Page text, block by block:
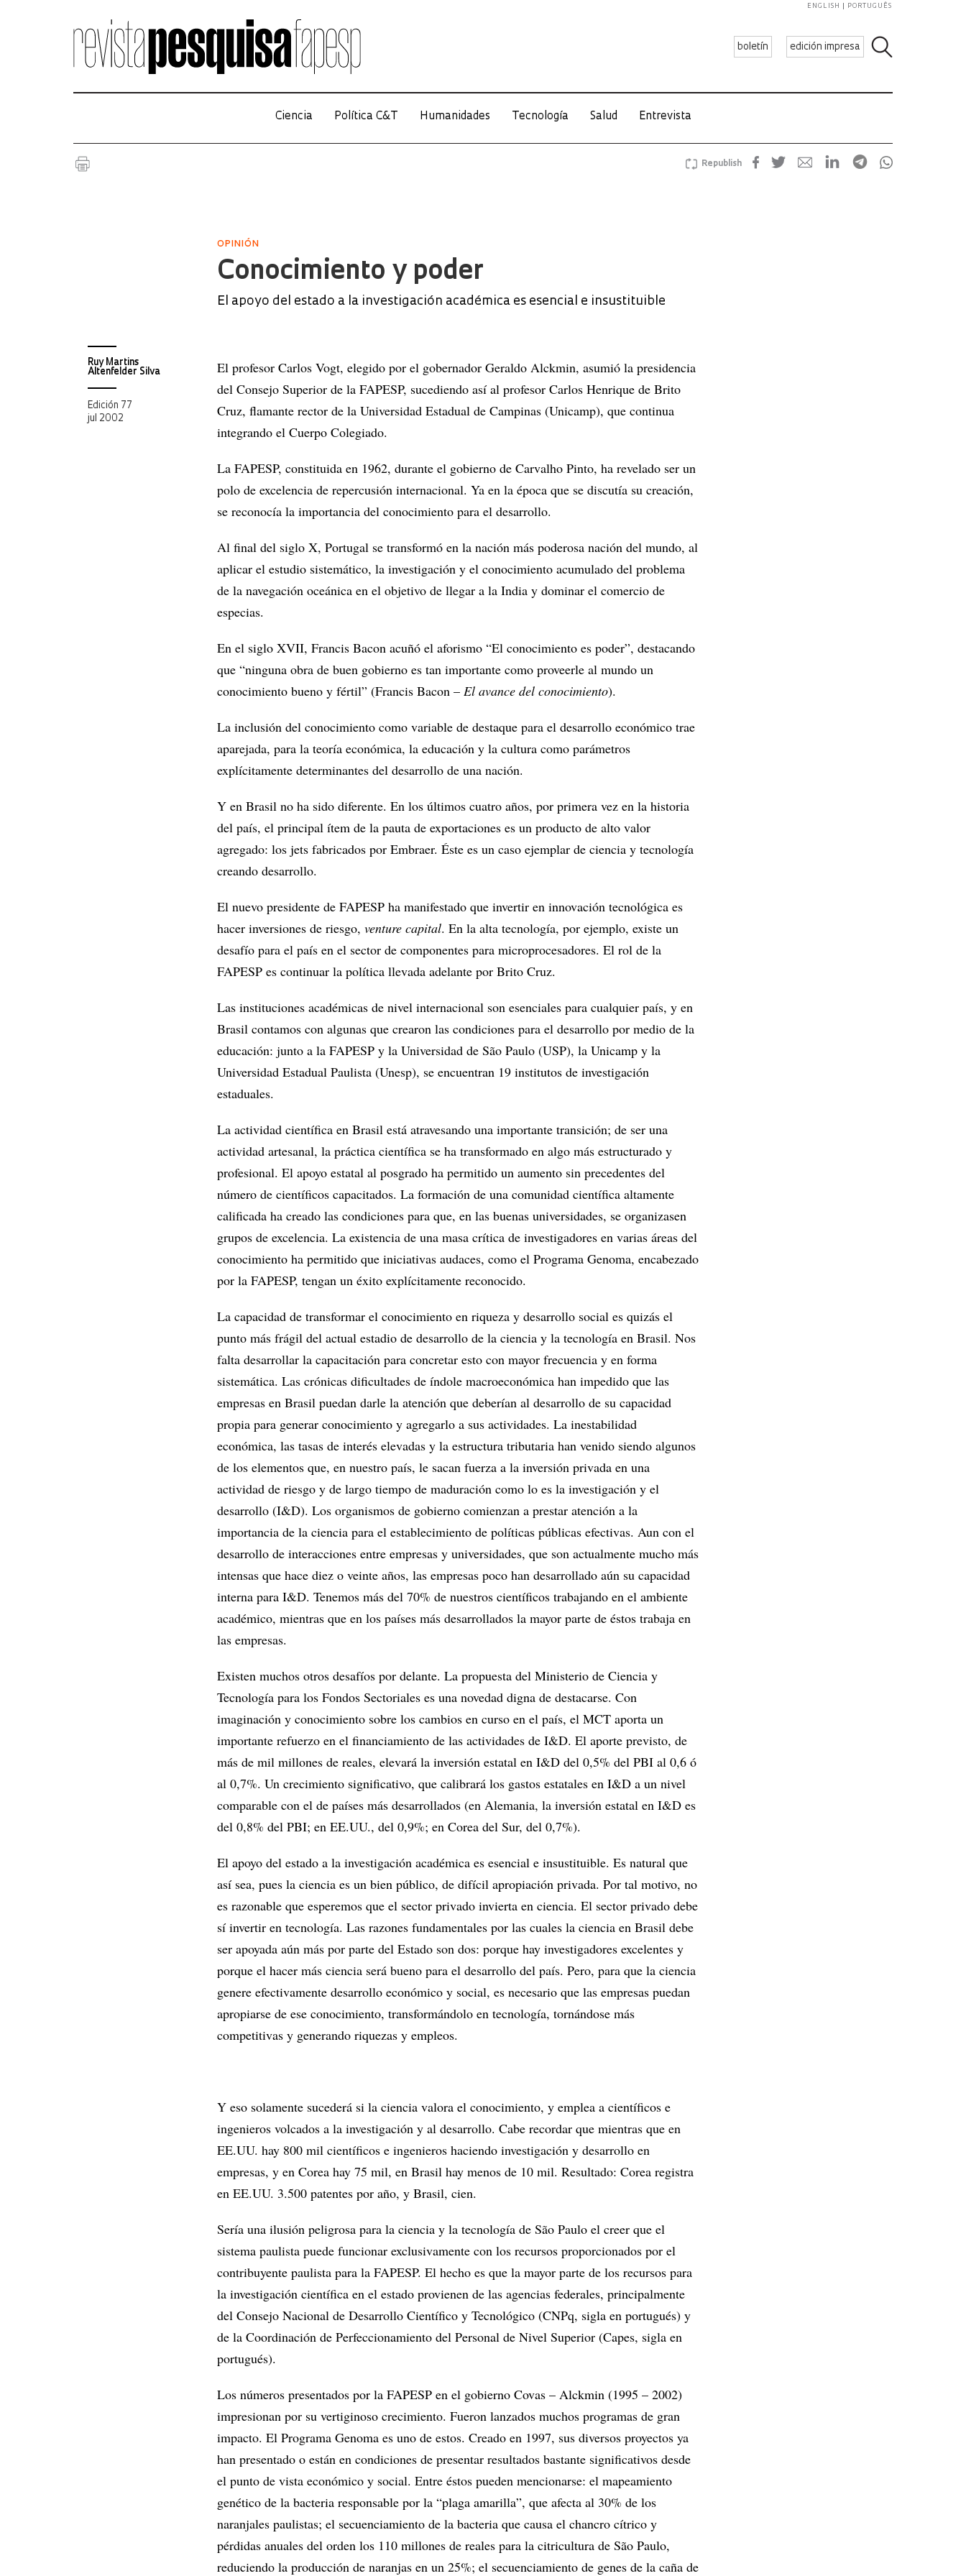
boletín edición impresa
ENGLISH PORTUGUÊS
Ciencia Política C&T Humanidades Tecnología Salud Entrevista
Republish
OPINIÓN
Conocimiento y poder
El apoyo del estado a la investigación académica es esencial e insustituible
Ruy Martins
Altenfelder Silva
Edición 77
jul 2002
El profesor Carlos Vogt, elegido por el gobernador Geraldo Alckmin, asumió la presidencia
del Consejo Superior de la FAPESP, sucediendo así al profesor Carlos Henrique de Brito
Cruz, flamante rector de la Universidad Estadual de Campinas (Unicamp), que continua
integrando el Cuerpo Colegiado.
La FAPESP, constituida en 1962, durante el gobierno de Carvalho Pinto, ha revelado ser un
polo de excelencia de repercusión internacional. Ya en la época que se discutía su creación,
se reconocía la importancia del conocimiento para el desarrollo.
Al final del siglo X, Portugal se transformó en la nación más poderosa nación del mundo, al
aplicar el estudio sistemático, la investigación y el conocimiento acumulado del problema
de la navegación oceánica en el objetivo de llegar a la India y dominar el comercio de
especias.
En el siglo XVII, Francis Bacon acuñó el aforismo “El conocimiento es poder”, destacando
que “ninguna obra de buen gobierno es tan importante como proveerle al mundo un
conocimiento bueno y fértil” (Francis Bacon – El avance del conocimiento).
La inclusión del conocimiento como variable de destaque para el desarrollo económico trae
aparejada, para la teoría económica, la educación y la cultura como parámetros
explícitamente determinantes del desarrollo de una nación.
Y en Brasil no ha sido diferente. En los últimos cuatro años, por primera vez en la historia
del país, el principal ítem de la pauta de exportaciones es un producto de alto valor
agregado: los jets fabricados por Embraer. Éste es un caso ejemplar de ciencia y tecnología
creando desarrollo.
El nuevo presidente de FAPESP ha manifestado que invertir en innovación tecnológica es
hacer inversiones de riesgo, venture capital. En la alta tecnología, por ejemplo, existe un
desafío para el país en el sector de componentes para microprocesadores. El rol de la
FAPESP es continuar la política llevada adelante por Brito Cruz.
Las instituciones académicas de nivel internacional son esenciales para cualquier país, y en
Brasil contamos con algunas que crearon las condiciones para el desarrollo por medio de la
educación: junto a la FAPESP y la Universidad de São Paulo (USP), la Unicamp y la
Universidad Estadual Paulista (Unesp), se encuentran 19 institutos de investigación
estaduales.
La actividad científica en Brasil está atravesando una importante transición; de ser una
actividad artesanal, la práctica científica se ha transformado en algo más estructurado y
profesional. El apoyo estatal al posgrado ha permitido un aumento sin precedentes del
número de científicos capacitados. La formación de una comunidad científica altamente
calificada ha creado las condiciones para que, en las buenas universidades, se organizasen
grupos de excelencia. La existencia de una masa crítica de investigadores en varias áreas del
conocimiento ha permitido que iniciativas audaces, como el Programa Genoma, encabezado
por la FAPESP, tengan un éxito explícitamente reconocido.
La capacidad de transformar el conocimiento en riqueza y desarrollo social es quizás el
punto más frágil del actual estadio de desarrollo de la ciencia y la tecnología en Brasil. Nos
falta desarrollar la capacitación para concretar esto con mayor frecuencia y en forma
sistemática. Las crónicas dificultades de índole macroeconómica han impedido que las
empresas en Brasil puedan darle la atención que deberían al desarrollo de su capacidad
propia para generar conocimiento y agregarlo a sus actividades. La inestabilidad
económica, las tasas de interés elevadas y la estructura tributaria han venido siendo algunos
de los elementos que, en nuestro país, le sacan fuerza a la inversión privada en una
actividad de riesgo y de largo tiempo de maduración como lo es la investigación y el
desarrollo (I&D). Los organismos de gobierno comienzan a prestar atención a la
importancia de la ciencia para el establecimiento de políticas públicas efectivas. Aun con el
desarrollo de interacciones entre empresas y universidades, que son actualmente mucho más
intensas que hace diez o veinte años, las empresas poco han desarrollado aún su capacidad
interna para I&D. Tenemos más del 70% de nuestros científicos trabajando en el ambiente
académico, mientras que en los países más desarrollados la mayor parte de éstos trabaja en
las empresas.
Existen muchos otros desafíos por delante. La propuesta del Ministerio de Ciencia y
Tecnología para los Fondos Sectoriales es una novedad digna de destacarse. Con
imaginación y conocimiento sobre los cambios en curso en el país, el MCT aporta un
importante refuerzo en el financiamiento de las actividades de I&D. El aporte previsto, de
más de mil millones de reales, elevará la inversión estatal en I&D del 0,5% del PBI al 0,6 ó
al 0,7%. Un crecimiento significativo, que calibrará los gastos estatales en I&D a un nivel
comparable con el de países más desarrollados (en Alemania, la inversión estatal en I&D es
del 0,8% del PBI; en EE.UU., del 0,9%; en Corea del Sur, del 0,7%).
El apoyo del estado a la investigación académica es esencial e insustituible. Es natural que
así sea, pues la ciencia es un bien público, de difícil apropiación privada. Por tal motivo, no
es razonable que esperemos que el sector privado invierta en ciencia. El sector privado debe
sí invertir en tecnología. Las razones fundamentales por las cuales la ciencia en Brasil debe
ser apoyada aún más por parte del Estado son dos: porque hay investigadores excelentes y
porque el hacer más ciencia será bueno para el desarrollo del país. Pero, para que la ciencia
genere efectivamente desarrollo económico y social, es necesario que las empresas puedan
apropiarse de ese conocimiento, transformándolo en tecnología, tornándose más
competitivas y generando riquezas y empleos.
Y eso solamente sucederá si la ciencia valora el conocimiento, y emplea a científicos e
ingenieros volcados a la investigación y al desarrollo. Cabe recordar que mientras que en
EE.UU. hay 800 mil científicos e ingenieros haciendo investigación y desarrollo en
empresas, y en Corea hay 75 mil, en Brasil hay menos de 10 mil. Resultado: Corea registra
en EE.UU. 3.500 patentes por año, y Brasil, cien.
Sería una ilusión peligrosa para la ciencia y la tecnología de São Paulo el creer que el
sistema paulista puede funcionar exclusivamente con los recursos proporcionados por el
contribuyente paulista para la FAPESP. El hecho es que la mayor parte de los recursos para
la investigación científica en el estado provienen de las agencias federales, principalmente
del Consejo Nacional de Desarrollo Científico y Tecnológico (CNPq, sigla en portugués) y
de la Coordinación de Perfeccionamiento del Personal de Nivel Superior (Capes, sigla en
portugués).
Los números presentados por la FAPESP en el gobierno Covas – Alckmin (1995 – 2002)
impresionan por su vertiginoso crecimiento. Fueron lanzados muchos programas de gran
impacto. El Programa Genoma es uno de estos. Creado en 1997, sus diversos proyectos ya
han presentado o están en condiciones de presentar resultados bastante significativos desde
el punto de vista económico y social. Entre éstos pueden mencionarse: el mapeamiento
genético de la bacteria responsable por la “plaga amarilla”, que afecta al 30% de los
naranjales paulistas; el secuenciamiento de la bacteria que causa el chancro cítrico y
pérdidas anuales del orden los 110 millones de reales para la citricultura de São Paulo,
reduciendo la producción de naranjas en un 25%; el secuenciamiento de genes de la caña de